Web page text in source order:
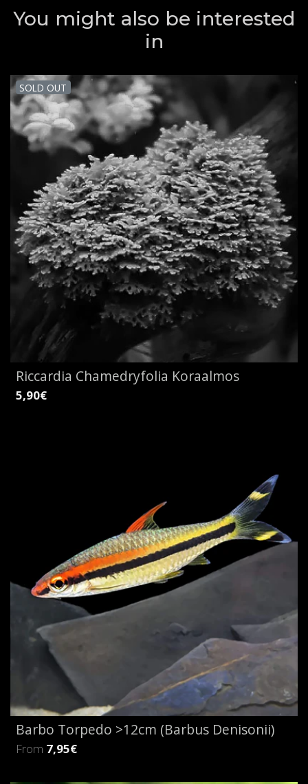
You might also be interested
in
SOLD OUT
Riccardia Chamedryfolia Koraalmos
5,90€
Barbo Torpedo >12cm (Barbus Denisonii)
From 7,95€